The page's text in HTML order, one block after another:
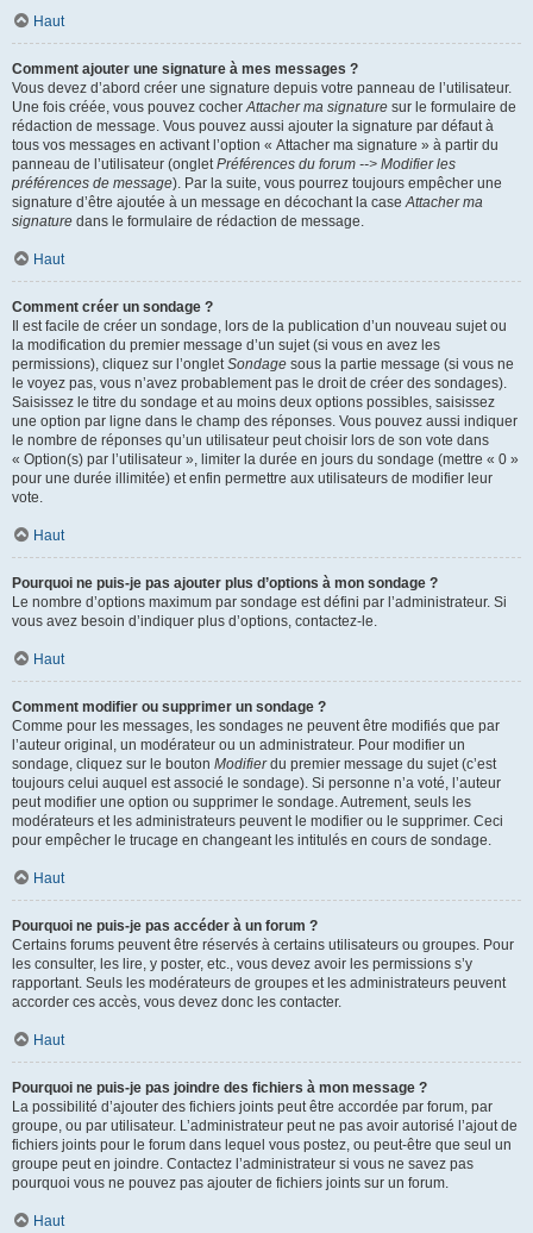
Haut
Comment ajouter une signature à mes messages ?
Vous devez d’abord créer une signature depuis votre panneau de l’utilisateur.
Une fois créée, vous pouvez cocherAttacher ma signature sur le formulaire de
rédaction de message. Vous pouvez aussi ajouter la signature par défaut à
tous vos messages en activant l’option « Attacher ma signature » à partir du
panneau de l’utilisateur (ongletPréférences du forum --> Modifier les
préférences de message). Par la suite, vous pourrez toujours empêcher une
signature d’être ajoutée à un message en décochant la caseAttacher ma
signature dans le formulaire de rédaction de message.
Haut
Comment créer un sondage ?
Il est facile de créer un sondage, lors de la publication d’un nouveau sujet ou
la modification du premier message d’un sujet (si vous en avez les
permissions), cliquez sur l’ongletSondage sous la partie message (si vous ne
le voyez pas, vous n’avez probablement pas le droit de créer des sondages).
Saisissez le titre du sondage et au moins deux options possibles, saisissez
une option par ligne dans le champ des réponses. Vous pouvez aussi indiquer
le nombre de réponses qu’un utilisateur peut choisir lors de son vote dans
« Option(s) par l’utilisateur », limiter la durée en jours du sondage (mettre « 0 »
pour une durée illimitée) et enfin permettre aux utilisateurs de modifier leur
vote.
Haut
Pourquoi ne puis-je pas ajouter plus d’options à mon sondage ?
Le nombre d’options maximum par sondage est défini par l’administrateur. Si
vous avez besoin d’indiquer plus d’options, contactez-le.
Haut
Comment modifier ou supprimer un sondage ?
Comme pour les messages, les sondages ne peuvent être modifiés que par
l’auteur original, un modérateur ou un administrateur. Pour modifier un
sondage, cliquez sur le bouton Modifierdu premier message du sujet (c’est
toujours celui auquel est associé le sondage). Si personne n’a voté, l’auteur
peut modifier une option ou supprimer le sondage. Autrement, seuls les
modérateurs et les administrateurs peuvent le modifier ou le supprimer. Ceci
pour empêcher le trucage en changeant les intitulés en cours de sondage.
Haut
Pourquoi ne puis-je pas accéder à un forum ?
Certains forums peuvent être réservés à certains utilisateurs ou groupes. Pour
les consulter, les lire, y poster, etc., vous devez avoir les permissions s’y
rapportant. Seuls les modérateurs de groupes et les administrateurs peuvent
accorder ces accès, vous devez donc les contacter.
Haut
Pourquoi ne puis-je pas joindre des fichiers à mon message ?
La possibilité d’ajouter des fichiers joints peut être accordée par forum, par
groupe, ou par utilisateur. L’administrateur peut ne pas avoir autorisé l’ajout de
fichiers joints pour le forum dans lequel vous postez, ou peut-être que seul un
groupe peut en joindre. Contactez l’administrateur si vous ne savez pas
pourquoi vous ne pouvez pas ajouter de fichiers joints sur un forum.
Haut